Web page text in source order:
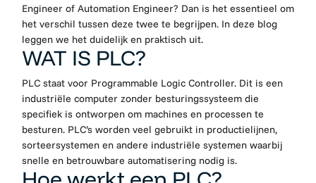
Engineer of Automation Engineer? Dan is het essentieel om
het verschil tussen deze twee te begrijpen. In deze blog
leggen we het duidelijk en praktisch uit.
WAT IS PLC?
PLC staat voor Programmable Logic Controller. Dit is een
industriële computer zonder besturingssysteem die
specifiek is ontworpen om machines en processen te
besturen. PLC’s worden veel gebruikt in productielijnen,
sorteersystemen en andere industriële systemen waarbij
snelle en betrouwbare automatisering nodig is.